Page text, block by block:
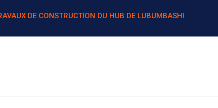
DE CONSTRUCTION DU HUB DE LUBUMBASHI